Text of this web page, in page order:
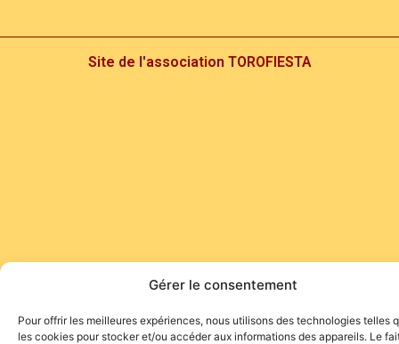
Gérer le consentement
Pour offrir les meilleures expériences, nous utilisons des technologies telles
les cookies pour stocker et/ou accéder aux informations des appareils. Le
Site de l'association TOROFIESTA